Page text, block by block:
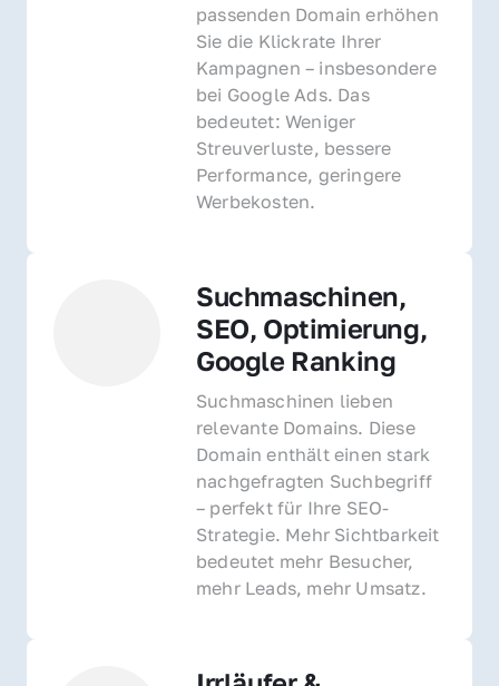
passenden Domain erhöhen
Sie die Klickrate Ihrer
Kampagnen – insbesondere
bei Google Ads. Das
bedeutet: Weniger
Streuverluste, bessere
Performance, geringere
Werbekosten.
Suchmaschinen,
SEO, Optimierung,
Google Ranking
Suchmaschinen lieben
relevante Domains. Diese
Domain enthält einen stark
nachgefragten Suchbegriff
– perfekt für Ihre SEO-
Strategie. Mehr Sichtbarkeit
bedeutet mehr Besucher,
mehr Leads, mehr Umsatz.